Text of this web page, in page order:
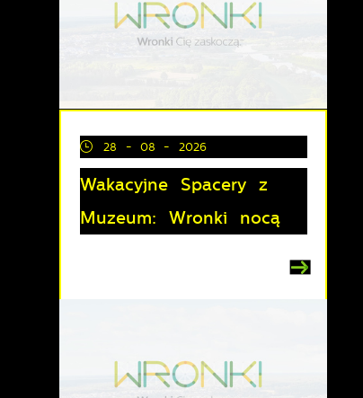
28 - 08 - 2026
Wakacyjne Spacery z
Muzeum: Wronki nocą